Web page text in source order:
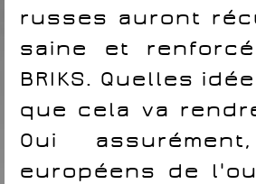
russes auront
saine et
BRIKS. Quelles
que cela va
Oui
européens de